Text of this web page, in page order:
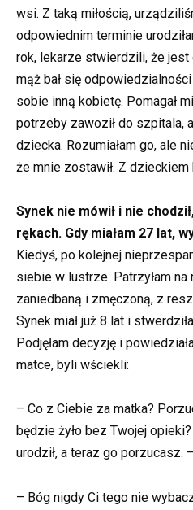
wsi. Z taką miłością,
odpowiednim terminie
rok, lekarze stwierdzili, że jest
mąż bał się
sobie inną kobietę. Pomagał
potrzeby zawoził do szpitala,
dziecka. Rozumiałam go, ale
że mnie zostawił. Z dzieckiem
Synek nie mówił i nie
rękach. Gdy miałam 27 lat,
Kiedyś, po kolejnej
siebie w lustrze. Patrzyłam
zaniedbaną i zmęczoną, z
Synek miał już 8 lat i
Podjęłam decyzję i
matce, byli wściekli:
– Co z Ciebie za matka?
będzie żyło bez Twojej
urodził, a teraz go porzucasz.
– Bóg nigdy Ci tego nie